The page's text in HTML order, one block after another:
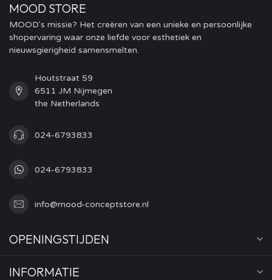
MOOD STORE
MOOD's missie? Het creëren van een unieke en persoonlijke
shopervaring waar onze liefde voor esthetiek en
nieuwsgierigheid samensmelten.
Houtstraat 59
6511 JM Nijmegen
the Netherlands
024-6793833
024-6793833
info@mood-conceptstore.nl
OPENINGSTIJDEN
INFORMATIE